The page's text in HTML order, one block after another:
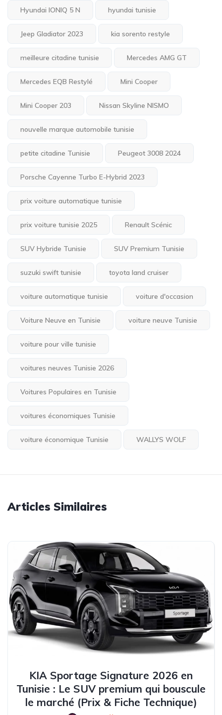
Hyundai IONIQ 5 N hyundai tunisie
Jeep Gladiator 2023 kia sorento restyle
meilleure citadine tunisie Mercedes AMG GT
Mercedes EQB Restylé Mini Cooper
Mini Cooper 203 Nissan Skyline NISMO
nouvelle marque automobile tunisie
petite citadine Tunisie Peugeot 3008 2024
Porsche Cayenne Turbo E-Hybrid 2023
prix voiture automatique tunisie
prix voiture tunisie 2025 Renault Scénic
SUV Hybride Tunisie SUV Premium Tunisie
suzuki swift tunisie toyota land cruiser
voiture automatique tunisie voiture d'occasion
Voiture Neuve en Tunisie voiture neuve Tunisie
voiture pour ville tunisie
voitures neuves Tunisie 2026
Voitures Populaires en Tunisie
voitures économiques Tunisie
voiture économique Tunisie WALLYS WOLF
Articles Similaires
KIA Sportage Signature 2026 en
Tunisie : Le SUV premium qui bouscule
le marché (Prix & Fiche Technique)